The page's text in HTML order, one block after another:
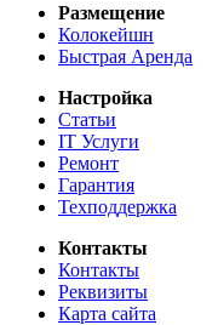
Размещение
Колокейшн
Быстрая Аренда
Настройка
Статьи
IT Услуги
Ремонт
Гарантия
Техподдержка
Контакты
Контакты
Реквизиты
Карта сайта